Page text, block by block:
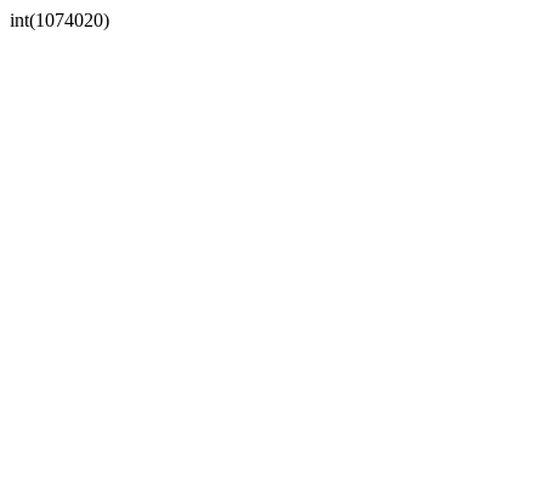
int(1074020)